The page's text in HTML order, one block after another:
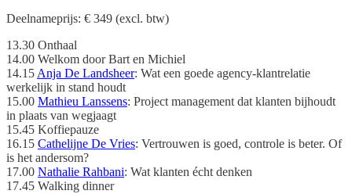
Deelnameprijs: € 349 (excl. btw)
13.30 Onthaal
14.00 Welkom door Bart en Michiel
14.15 Anja De Landsheer: Wat een goede agency-klantrelatie
werkelijk in stand houdt
15.00 Mathieu Lanssens: Project management dat klanten bijhoudt
in plaats van wegjaagt
15.45 Koffiepauze
16.15 Cathelijne De Vries: Vertrouwen is goed, controle is beter. Of
is het andersom?
17.00 Nathalie Rahbani: Wat klanten écht denken
17.45 Walking dinner